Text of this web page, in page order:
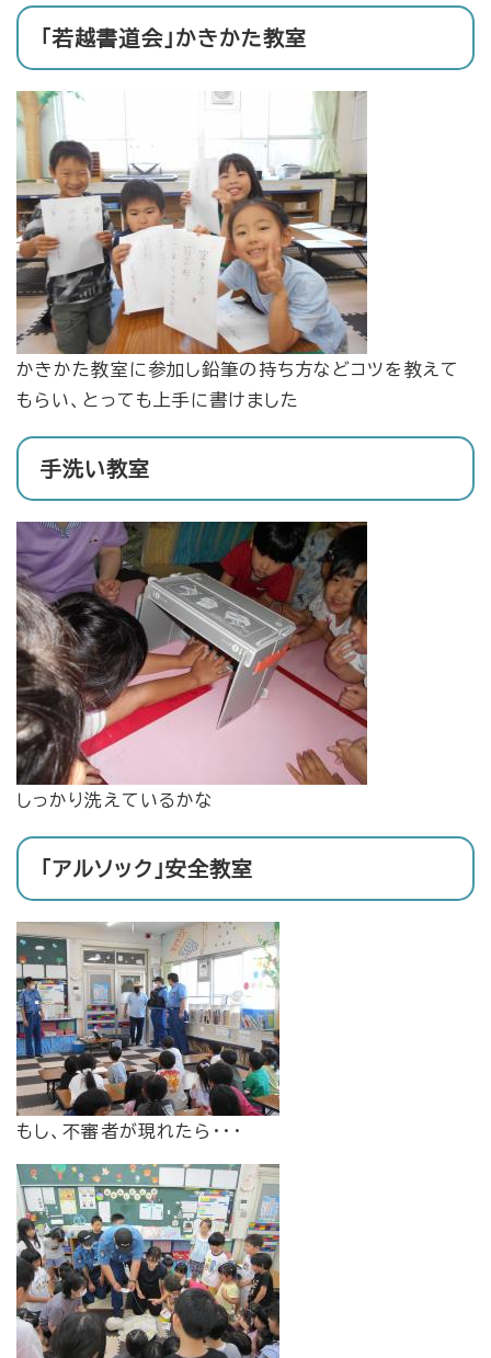
「若越書道会」かきかた教室
かきかた教室に参加し鉛筆の持ち方などコツを教えて
もらい、とっても上手に書けました
手洗い教室
しっかり洗えているかな
「アルソック」安全教室
もし、不審者が現れたら・・・